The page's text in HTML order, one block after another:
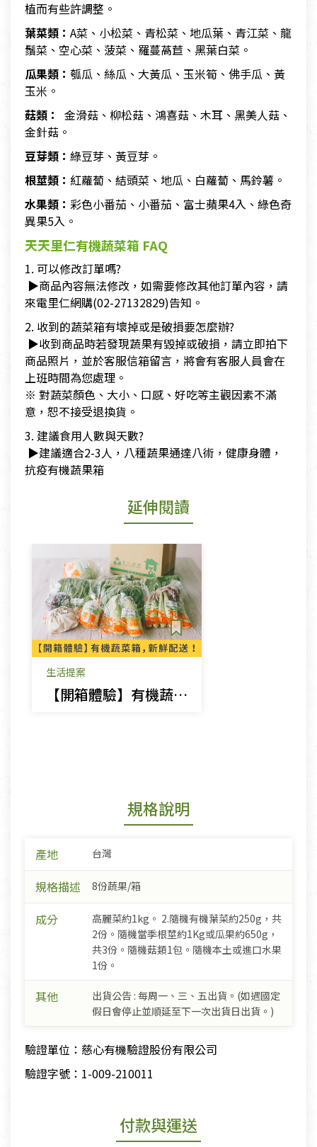
植而有些許調整。
葉菜類： A菜、小松菜、青松菜、地瓜葉、青江菜、龍
鬚菜、空心菜、菠菜、羅蔓萵苣、黑葉白菜。
瓜果類： 瓠瓜、絲瓜、大黃瓜、玉米筍、佛手瓜、黃
玉米。
菇類：
金滑菇、柳松菇、鴻喜菇、木耳、黑美人菇、
金針菇。
豆芽類： 綠豆芽、黃豆芽。
根莖類： 紅蘿蔔、結頭菜、地瓜、白蘿蔔、馬鈴薯。
水果類： 彩色小番茄、小番茄、富士蘋果4入、綠色奇
異果5入。
天天里仁有機蔬菜箱 FAQ
1. 可以修改訂單嗎?
▶商品內容無法修改，如需要修改其他訂單內容，請
來電里仁網購(02-27132829)告知。
2. 收到的蔬菜箱有壞掉或是破損要怎麼辦?
▶收到商品時若發現蔬果有毀掉或破損，請立即拍下
商品照片，並於客服信箱留言，將會有客服人員會在
上班時間為您處理。
※ 對蔬菜顏色、大小、口感、好吃等主觀因素不滿
意，恕不接受退換貨。
3. 建議食用人數與天數?
▶建議適合2-3人，八種蔬果通達八術，健康身體，
抗疫有機蔬果箱
延伸閱讀
生活提案
【開箱體驗】有機蔬菜箱，新鮮配送！
規格說明
產地 台灣
規格描述 8份蔬果/箱
成分
高麗菜約1kg。 2.隨機有機葉菜約250g，共
2份。隨機當季根莖約1Kg或瓜果約650g，
共3份。隨機菇類1包。隨機本土或進口水果
1份。
其他
出貨公告 : 每周一、三、五出貨。(如遇國定
假日會停止並順延至下一次出貨日出貨。)
驗證單位：慈心有機驗證股份有限公司
驗證字號：1-009-210011
付款與運送